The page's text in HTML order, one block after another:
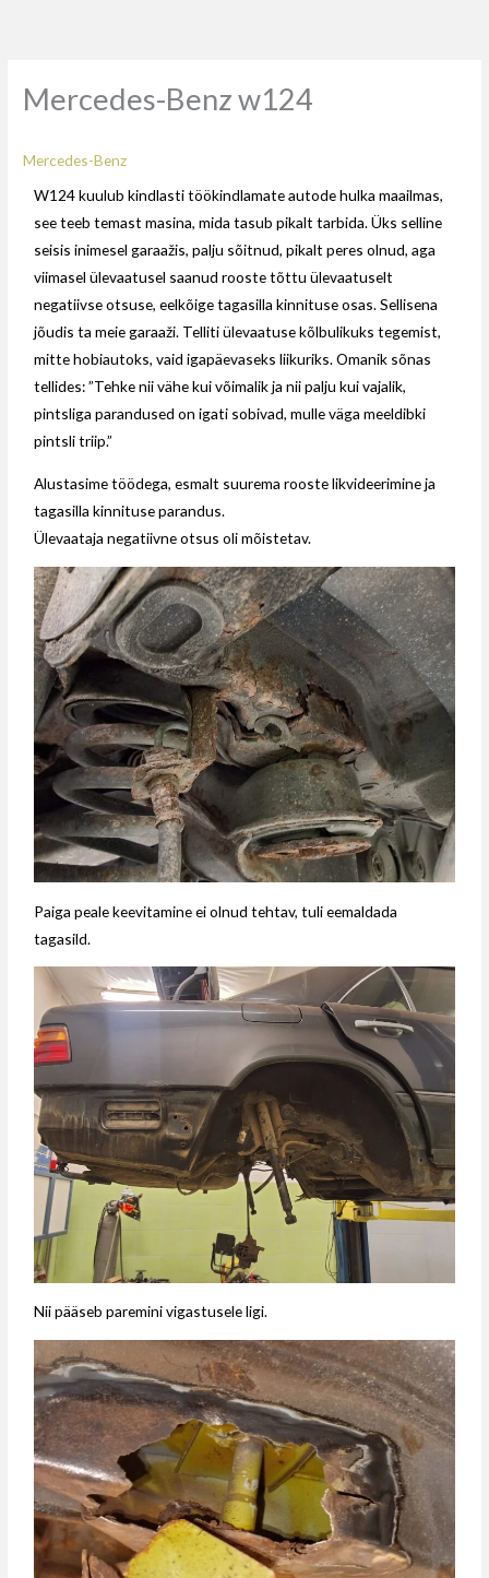
Mercedes-Benz w124
Mercedes-Benz
W124 kuulub kindlasti töökindlamate autode hulka maailmas,
see teeb temast masina, mida tasub pikalt tarbida. Üks selline
seisis inimesel garaažis, palju sõitnud, pikalt peres olnud, aga
viimasel ülevaatusel saanud rooste tõttu ülevaatuselt
negatiivse otsuse, eelkõige tagasilla kinnituse osas. Sellisena
jõudis ta meie garaaži. Telliti ülevaatuse kõlbulikuks tegemist,
mitte hobiautoks, vaid igapäevaseks liikuriks. Omanik sõnas
tellides: ”Tehke nii vähe kui võimalik ja nii palju kui vajalik,
pintsliga parandused on igati sobivad, mulle väga meeldibki
pintsli triip.”
Alustasime töödega, esmalt suurema rooste likvideerimine ja
tagasilla kinnituse parandus.
Ülevaataja negatiivne otsus oli mõistetav.
Paiga peale keevitamine ei olnud tehtav, tuli eemaldada
tagasild.
Nii pääseb paremini vigastusele ligi.